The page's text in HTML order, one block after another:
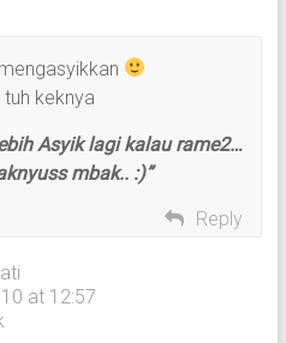
keknya
Asyik lagi kalau rame2…
mbak.. :)”
Reply
at 12:57